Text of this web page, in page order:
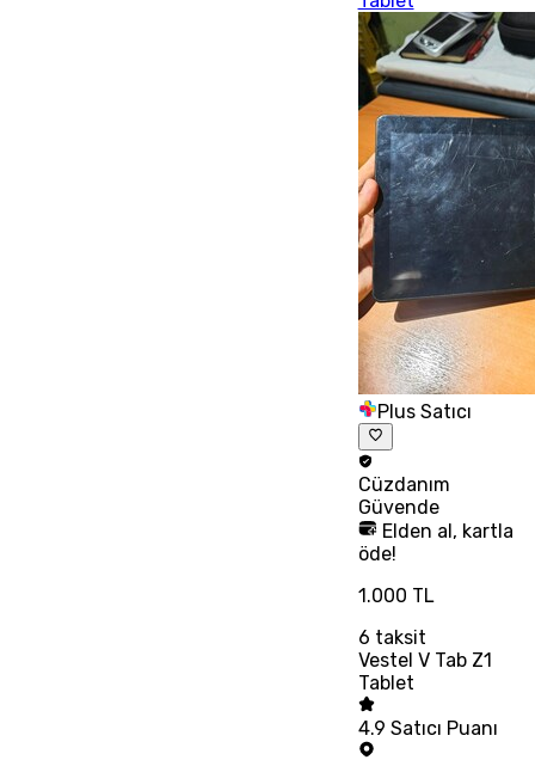
Plus Satıcı
Cüzdanım
Güvende
Elden al, kartla
öde!
1.000 TL
6 taksit
Vestel V Tab Z1
Tablet
4.9 Satıcı Puanı